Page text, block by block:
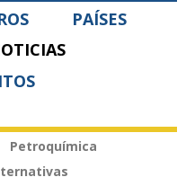
PAÍSES
Petroquímica